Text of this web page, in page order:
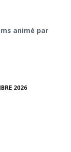
animé par
2026